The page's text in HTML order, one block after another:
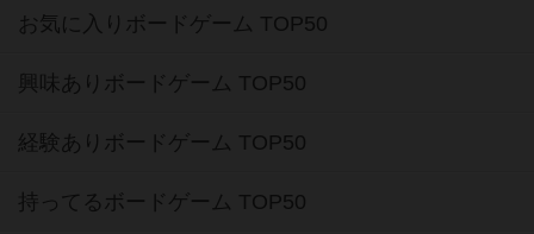
お気に入りボードゲーム TOP50
興味ありボードゲーム TOP50
経験ありボードゲーム TOP50
持ってるボードゲーム TOP50